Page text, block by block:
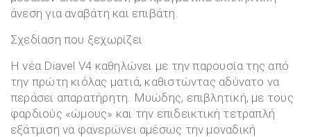
άνεση για αναβάτη και επιβάτη.
Σχεδίαση που ξεχωρίζει
Η νέα Diavel V4 καθηλώνει με την παρουσία της από
την πρώτη κιόλας ματιά, καθιστώντας αδύνατο να
περάσει απαρατήρητη. Μυώδης, επιβλητική, με τους
φαρδιούς «ώμους» και την επιδεικτική τετραπλή
εξάτμιση να φανερώνει αμέσως την μοναδική